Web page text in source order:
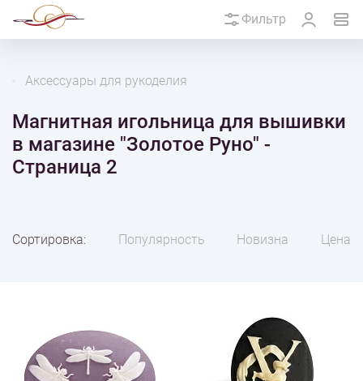
Фильтр
Аксессуары для рукоделия
Магнитная игольница для вышивки
в магазине "Золотое Руно" -
Страница 2
Сортировка: Популярность Новизна Цена